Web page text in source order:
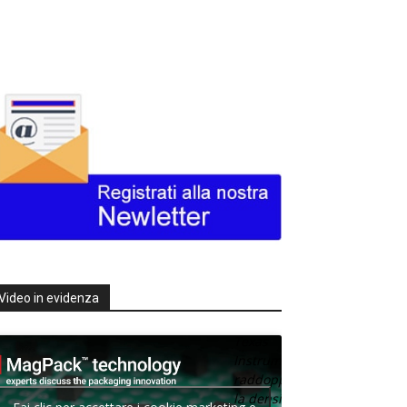
in evidenza
Texas
raddoppia
la densità